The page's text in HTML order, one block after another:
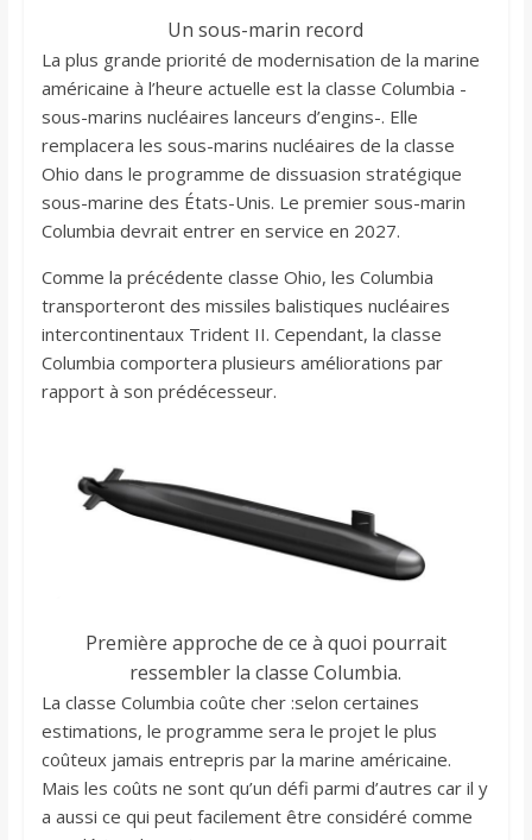
Un sous-marin record
La plus grande priorité de modernisation de la marine
américaine à l’heure actuelle est la classe Columbia -
sous-marins nucléaires lanceurs d’engins-. Elle
remplacera les sous-marins nucléaires de la classe
Ohio dans le programme de dissuasion stratégique
sous-marine des États-Unis. Le premier sous-marin
Columbia devrait entrer en service en 2027.
Comme la précédente classe Ohio, les Columbia
transporteront des missiles balistiques nucléaires
intercontinentaux Trident II. Cependant, la classe
Columbia comportera plusieurs améliorations par
rapport à son prédécesseur.
Première approche de ce à quoi pourrait
ressembler la classe Columbia.
La classe Columbia coûte cher :selon certaines
estimations, le programme sera le projet le plus
coûteux jamais entrepris par la marine américaine.
Mais les coûts ne sont qu’un défi parmi d’autres car il y
a aussi ce qui peut facilement être considéré comme